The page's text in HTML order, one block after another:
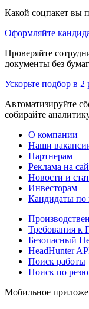
Какой соцпакет вы
Оформляйте
Проверяйте
документы без
Ускорьте подбор в 2
Автоматизируйте
собирайте
О компании
Наши
Партнерам
Реклама на
Новости и
Инвесторам
Кандидаты по
Требования к
Безопасный
HeadHunter
Поиск работы
Поиск по
Мобильное